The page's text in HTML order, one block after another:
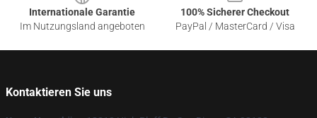
Internationale Garantie
Im Nutzungsland angeboten
100% Sicherer Checkout
PayPal / MasterCard / Visa
Kontaktieren Sie uns